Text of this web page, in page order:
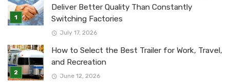
Deliver Better Quality Than Constantly
Switching Factories
July 17, 2026
How to Select the Best Trailer for Work, Travel,
and Recreation
June 12, 2026